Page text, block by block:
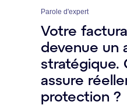
Parole d'expert
Votre
devenue un
stratégique.
assure
protection ?